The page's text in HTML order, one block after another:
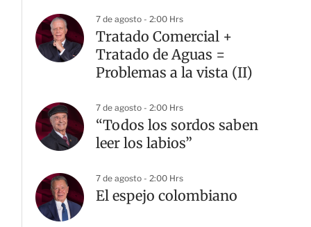
7 de agosto - 2:00 Hrs
Tratado Comercial +
Tratado de Aguas =
Problemas a la vista (II)
7 de agosto - 2:00 Hrs
“Todos los sordos saben
leer los labios”
7 de agosto - 2:00 Hrs
El espejo colombiano